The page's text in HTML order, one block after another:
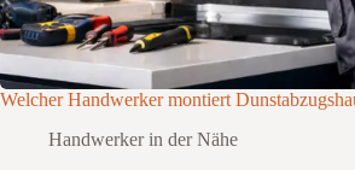
Welcher Handwerker montiert
Handwerker in der Nähe